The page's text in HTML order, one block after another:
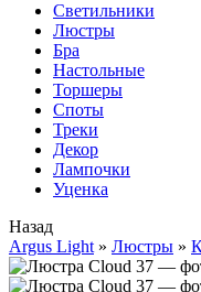
Cветильники
Люстры
Бра
Настольные
Торшеры
Споты
Треки
Декор
Лампочки
Уценка
Назад
Argus Light » Люстры »